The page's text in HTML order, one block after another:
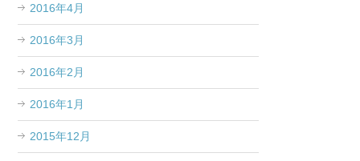
2016年4月
2016年3月
2016年2月
2016年1月
2015年12月